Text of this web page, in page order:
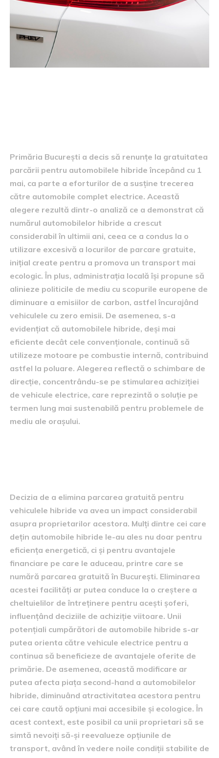
Primăria București a decis să renunțe la gratuitatea
parcării pentru automobilele hibride începând cu 1
mai, ca parte a eforturilor de a susține trecerea
către automobile complet electrice. Această
alegere rezultă dintr-o analiză ce a demonstrat că
numărul automobilelor hibride a crescut
considerabil în ultimii ani, ceea ce a condus la o
utilizare excesivă a locurilor de parcare gratuite,
inițial create pentru a promova un transport mai
ecologic. În plus, administrația locală își propune să
alinieze politicile de mediu cu scopurile europene de
diminuare a emisiilor de carbon, astfel încurajând
vehiculele cu zero emisii. De asemenea, s-a
evidențiat că automobilele hibride, deși mai
eficiente decât cele convenționale, continuă să
utilizeze motoare pe combustie internă, contribuind
astfel la poluare. Alegerea reflectă o schimbare de
direcție, concentrându-se pe stimularea achiziției
de vehicule electrice, care reprezintă o soluție pe
termen lung mai sustenabilă pentru problemele de
mediu ale orașului.
Decizia de a elimina parcarea gratuită pentru
vehiculele hibride va avea un impact considerabil
asupra proprietarilor acestora. Mulți dintre cei care
dețin automobile hibride le-au ales nu doar pentru
eficiența energetică, ci și pentru avantajele
financiare pe care le aduceau, printre care se
numără parcarea gratuită în București. Eliminarea
acestei facilități ar putea conduce la o creștere a
cheltuielilor de întreținere pentru acești șoferi,
influențând deciziile de achiziție viitoare. Unii
potențiali cumpărători de automobile hibride s-ar
putea orienta către vehicule electrice pentru a
continua să beneficieze de avantajele oferite de
primărie. De asemenea, această modificare ar
putea afecta piața second-hand a automobilelor
hibride, diminuând atractivitatea acestora pentru
cei care caută opțiuni mai accesibile și ecologice. În
acest context, este posibil ca unii proprietari să se
simtă nevoiți să-și reevalueze opțiunile de
transport, având în vedere noile condiții stabilite de